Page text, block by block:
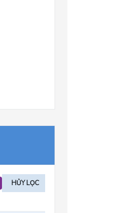
HỦY LỌC